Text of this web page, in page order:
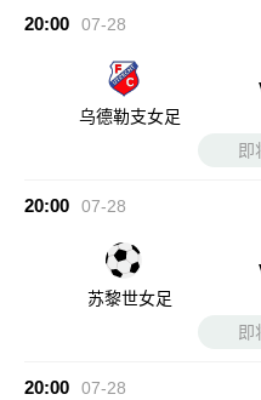
20:00 07-28
乌德勒支女足
即
20:00 07-28
苏黎世女足
即
20:00 07-28